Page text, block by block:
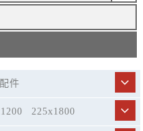
件
225x1800